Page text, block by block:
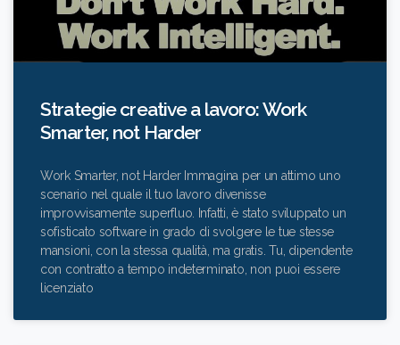
Strategie creative a lavoro: Work
Smarter, not Harder
Work Smarter, not Harder Immagina per un attimo uno
scenario nel quale il tuo lavoro divenisse
improvvisamente superfluo. Infatti, è stato sviluppato un
sofisticato software in grado di svolgere le tue stesse
mansioni, con la stessa qualità, ma gratis. Tu, dipendente
con contratto a tempo indeterminato, non puoi essere
licenziato